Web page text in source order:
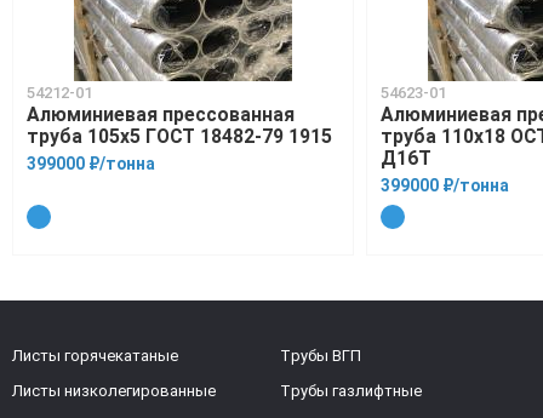
54212-01
Алюминиевая прессованная
труба 105х5 ГОСТ 18482-79 1915
399000 ₽/тонна
54623-01
Алюминиевая
труба 110х18
Д16Т
399000 ₽/тонна
Листы горячекатаные
Листы низколегированные
Трубы ВГП
Трубы газлифтные